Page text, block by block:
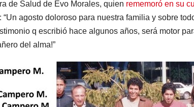
de Salud de Evo Morales, quien rememoró en su
“Un agosto doloroso para nuestra familia y sobre
q escribió hace algunos años, será motor
del alma!”